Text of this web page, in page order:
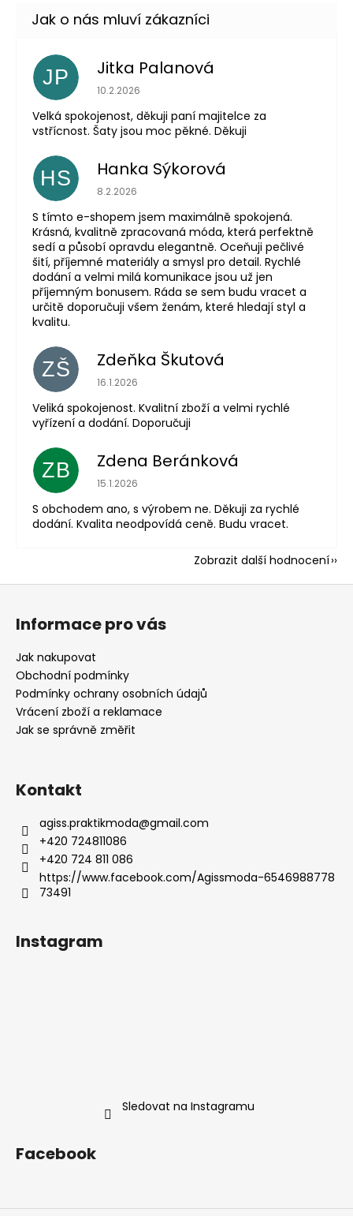
JP Jitka Palanová
Hodnocení obchodu je 5 z 5 hvězdiček.
10.2.2026
Velká spokojenost, děkuji paní majitelce za
vstřícnost. Šaty jsou moc pěkné. Děkuji
HS Hanka Sýkorová
Hodnocení obchodu je 5 z 5 hvězdiček.
8.2.2026
S tímto e-shopem jsem maximálně spokojená.
Krásná, kvalitně zpracovaná móda, která perfektně
sedí a působí opravdu elegantně. Oceňuji pečlivé
šití, příjemné materiály a smysl pro detail. Rychlé
dodání a velmi milá komunikace jsou už jen
příjemným bonusem. Ráda se sem budu vracet a
určitě doporučuji všem ženám, které hledají styl a
kvalitu.
ZŠ Zdeňka Škutová
Hodnocení obchodu je 5 z 5 hvězdiček.
16.1.2026
Veliká spokojenost. Kvalitní zboží a velmi rychlé
vyřízení a dodání. Doporučuji
ZB Zdena Beránková
Hodnocení obchodu je 1 z 5 hvězdiček.
15.1.2026
S obchodem ano, s výrobem ne. Děkuji za rychlé
dodání. Kvalita neodpovídá ceně. Budu vracet.
Zobrazit další hodnocení
Z
Informace pro vás
Jak nakupovat
Obchodní podmínky
Podmínky ochrany osobních údajů
Vrácení zboží a reklamace
Jak se správně změřit
Kontakt
agiss.praktikmoda@gmail.com
+420 724811086
+420 724 811 086
https://www.facebook.com/Agissmoda-6546988778
73491
Instagram
Sledovat na Instagramu
Facebook